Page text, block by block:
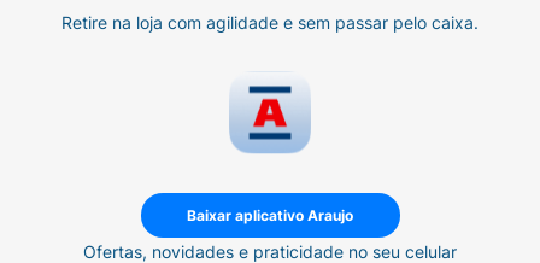
Retire na loja com agilidade e sem passar pelo caixa.
Baixar aplicativo Araujo
Ofertas, novidades e praticidade no seu celular